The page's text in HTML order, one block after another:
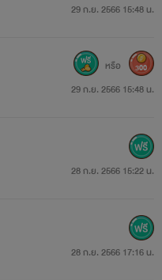
29 ก.ย. 2566 15:48 น.
29 ก.ย. 2566 15:48 น.
หรือ 300
28 ก.ย. 2566 15:22 น.
28 ก.ย. 2566 17:16 น.